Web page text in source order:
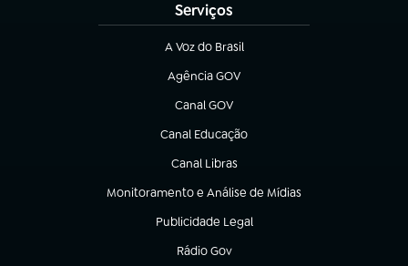
Serviços
A Voz do Brasil
(abre em nova aba)
Agência GOV
(abre em nova aba)
Canal GOV
(abre em nova aba)
Canal Educação
(abre em nova aba)
Canal Libras
(abre em nova aba)
Monitoramento e Análise de Mídias
(abre em nova aba)
Publicidade Legal
(abre em nova aba)
Rádio Gov
(abre em nova aba)